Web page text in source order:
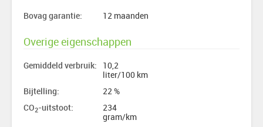
Bovag garantie: 12 maanden
Overige eigenschappen
Gemiddeld verbruik:
10,2
liter/100 km
Bijtelling:
22 %
CO2-uitstoot:
234
gram/km